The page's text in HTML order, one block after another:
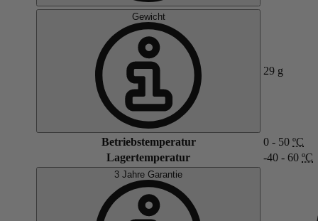
Gewicht
29 g
Betriebstemperatur 0 - 50 ºC
Lagertemperatur
-40 - 60 ºC
3 Jahre Garantie